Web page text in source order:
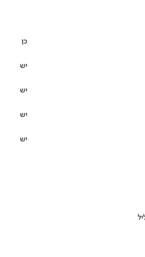
כן
יש
יש
יש
יש